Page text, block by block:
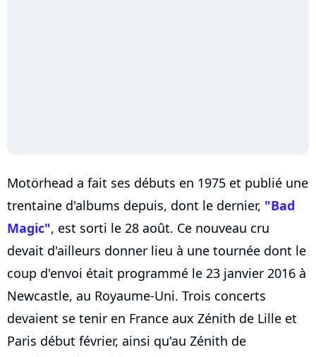
Motörhead a fait ses débuts en 1975 et publié une
trentaine d'albums depuis, dont le dernier, "Bad
Magic", est sorti le 28 août. Ce nouveau cru
devait d'ailleurs donner lieu à une tournée dont le
coup d'envoi était programmé le 23 janvier 2016 à
Newcastle, au Royaume-Uni. Trois concerts
devaient se tenir en France aux Zénith de Lille et
Paris début février, ainsi qu'au Zénith de